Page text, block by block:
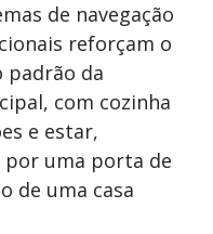
de navegação
reforçam o
padrão da
com cozinha
e estar,
por uma porta de
de uma casa